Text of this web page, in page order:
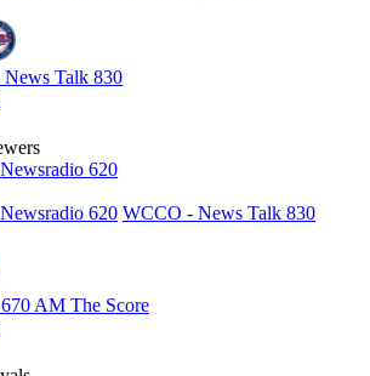
Talk 830
620
620 WCCO - News Talk 830
AM The Score